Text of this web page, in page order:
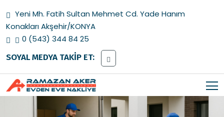
Yeni Mh. Fatih Sultan Mehmet Cd. Yade Hanım
Konakları Akşehir/KONYA
0 (543) 344 84 25
SOYAL MEDYA TAKİP ET: